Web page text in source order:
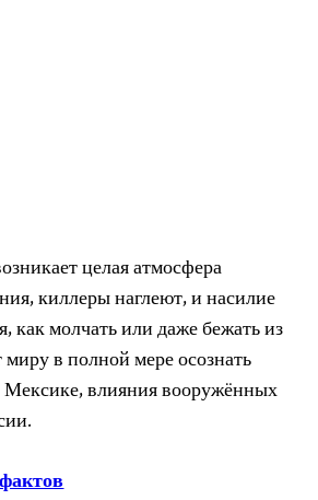
целая атмосфера
киллеры наглеют, и насилие
как молчать или даже бежать из
в полной мере осознать
влияния вооружённых